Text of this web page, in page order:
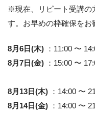
※現在、リピート受講の
す。お早めの枠確保をお
8月6日(木)
：11:00 〜
8月7日(金)
：15:00 〜
8月13日(木)
：14:00 〜
8月14日(金)
：14:00 〜